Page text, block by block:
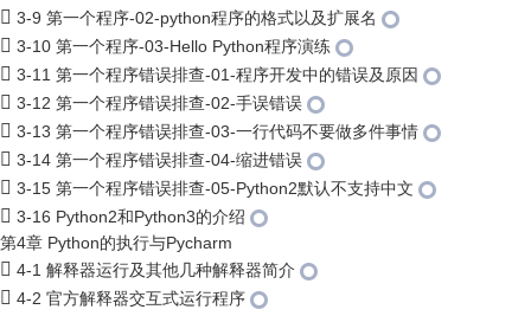
3-9 第一个程序-02-python程序的格式以及扩展名
3-10 第一个程序-03-Hello Python程序演练
3-11 第一个程序错误排查-01-程序开发中的错误及原因
3-12 第一个程序错误排查-02-手误错误
3-13 第一个程序错误排查-03-一行代码不要做多件事情
3-14 第一个程序错误排查-04-缩进错误
3-15 第一个程序错误排查-05-Python2默认不支持中文
3-16 Python2和Python3的介绍
第4章 Python的执行与Pycharm
4-1 解释器运行及其他几种解释器简介
4-2 官方解释器交互式运行程序